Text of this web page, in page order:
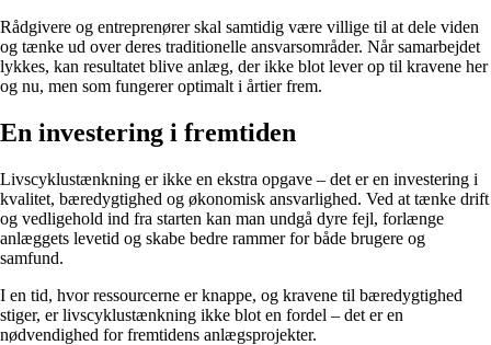
Rådgivere og entreprenører skal samtidig være villige til at dele viden
og tænke ud over deres traditionelle ansvarsområder. Når samarbejdet
lykkes, kan resultatet blive anlæg, der ikke blot lever op til kravene her
og nu, men som fungerer optimalt i årtier frem.
En investering i fremtiden
Livscyklustænkning er ikke en ekstra opgave – det er en investering i
kvalitet, bæredygtighed og økonomisk ansvarlighed. Ved at tænke drift
og vedligehold ind fra starten kan man undgå dyre fejl, forlænge
anlæggets levetid og skabe bedre rammer for både brugere og
samfund.
I en tid, hvor ressourcerne er knappe, og kravene til bæredygtighed
stiger, er livscyklustænkning ikke blot en fordel – det er en
nødvendighed for fremtidens anlægsprojekter.